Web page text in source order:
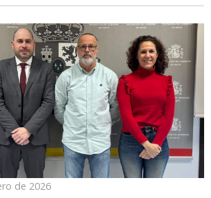
de 2026